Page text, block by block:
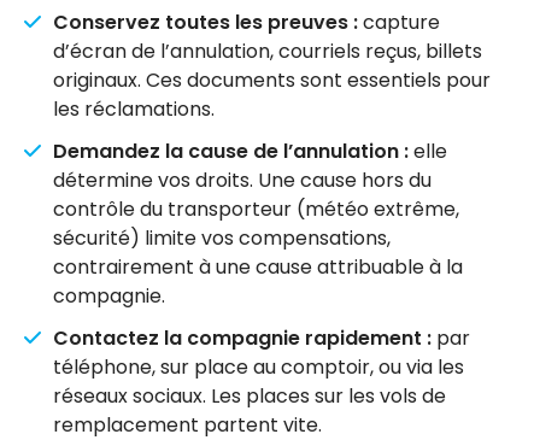
Conservez toutes les preuves :capture
d’écran de l’annulation, courriels reçus, billets
originaux. Ces documents sont essentiels pour
les réclamations.
Demandez la cause de l’annulation :elle
détermine vos droits. Une cause hors du
contrôle du transporteur (météo extrême,
sécurité) limite vos compensations,
contrairement à une cause attribuable à la
compagnie.
Contactez la compagnie rapidement : par
téléphone, sur place au comptoir, ou via les
réseaux sociaux. Les places sur les vols de
remplacement partent vite.